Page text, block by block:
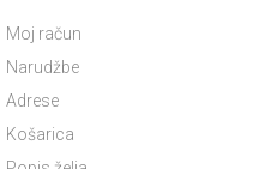
Moj račun
Narudžbe
Adrese
Košarica